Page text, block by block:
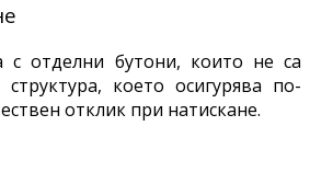
с отделни бутони, които не са
което осигурява по-
отклик при натискане.